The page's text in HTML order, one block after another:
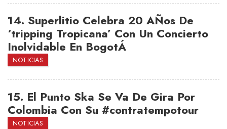
14. Superlitio Celebra 20 AÑos De
‘tripping Tropicana’ Con Un Concierto
Inolvidable En BogotÁ
NOTICIAS
15. El Punto Ska Se Va De Gira Por
Colombia Con Su #contratempotour
NOTICIAS